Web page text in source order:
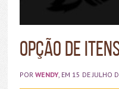
Opção de
POR WENDY, EM 15 DE JULHO